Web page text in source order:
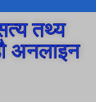
तथ्य
अनलाइन